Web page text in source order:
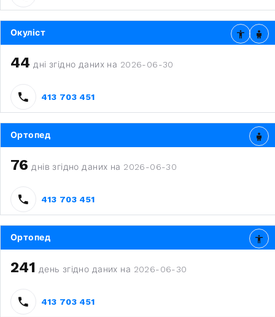
Окуліст
44 дні згідно даних на 2026-06-30
413 703 451
Ортопед
76 днів згідно даних на 2026-06-30
413 703 451
Ортопед
241 день згідно даних на 2026-06-30
413 703 451